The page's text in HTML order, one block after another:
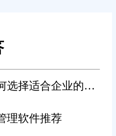
选择适合企业的
理软件推荐